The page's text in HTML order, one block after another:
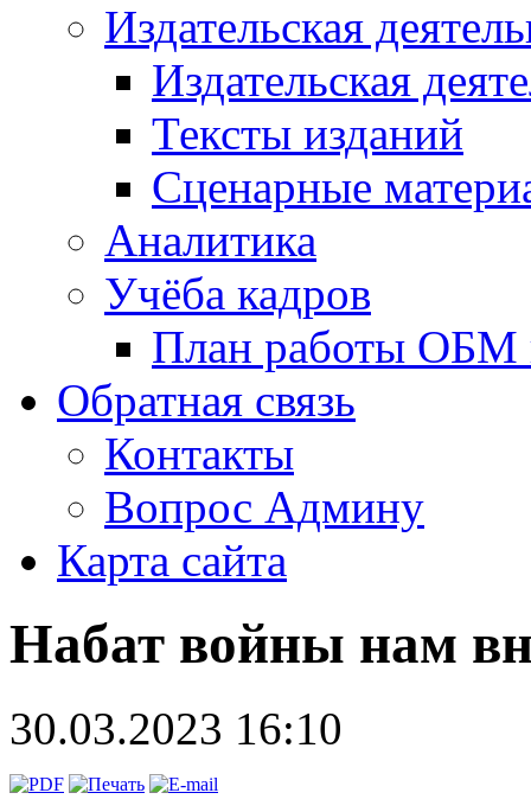
Издательская
Издательская
Тексты изданий
Сценарные
Аналитика
Учёба кадров
План работы ОБМ
Обратная связь
Контакты
Вопрос Админу
Карта сайта
Набат войны нам
30.03.2023 16:10